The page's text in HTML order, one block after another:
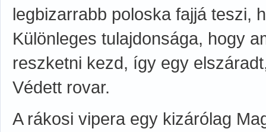
legbizarrabb poloska fajjá teszi,
Különleges tulajdonsága, hogy
reszketni kezd, így egy
Védett rovar.
A rákosi vipera egy kizárólag